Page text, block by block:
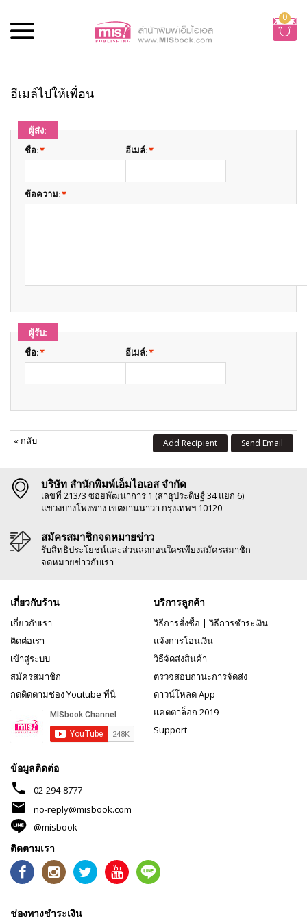
0
อีเมล์ไปให้เพื่อน
ผู้ส่ง:
*
ชื่อ: *
อีเมล์:
*
ข้อความ:
ผู้รับ:
*
ชื่อ: *
อีเมล์:
« กลับ Send Email
Add Recipient
บริษัท สำนักพิมพ์เอ็มไอเอส จำกัด
เลขที่ 213/3 ซอยพัฒนาการ 1 (สาธุประดิษฐ์ 34 แยก 6)
แขวงบางโพงพาง เขตยานนาวา กรุงเทพฯ 10120
สมัครสมาชิกจดหมายข่าว
รับสิทธิประโยชน์และส่วนลดก่อนใครเพียงสมัครสมาชิก
จดหมายข่าวกับเรา
เกี่ยวกับร้าน
เกี่ยวกับเรา
ติดต่อเรา
เข้าสู่ระบบ
สมัครสมาชิก
กดติดตามช่อง Youtube ที่นี่
บริการลูกค้า
วิธีการสั่งซื้อ | วิธีการชำระเงิน
แจ้งการโอนเงิน
วิธีจัดส่งสินค้า
ตรวจสอบถานะการจัดส่ง
ดาวน์โหลด App
แคตตาล็อก 2019
Support
ข้อมูลติดต่อ
phone 02-294-8777
mail
no-reply@misbook.com
@misbook
ติดตามเรา
ช่องทางชำระเงิน